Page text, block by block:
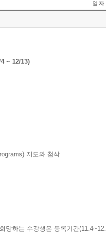
일 자
~ 12/13)
지도와 첨삭
망하는 수강생은 등록기간